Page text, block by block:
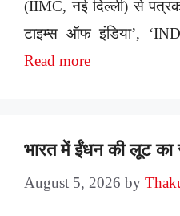
(IIMC, नई दिल्ली) से
टाइम्स ऑफ इंडिया’,
Read more
भारत में ईंधन की लूट का
August 5, 2026 by